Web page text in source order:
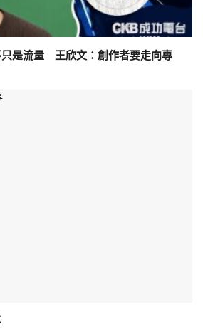
只是流量 王欣文：創作者要走向專